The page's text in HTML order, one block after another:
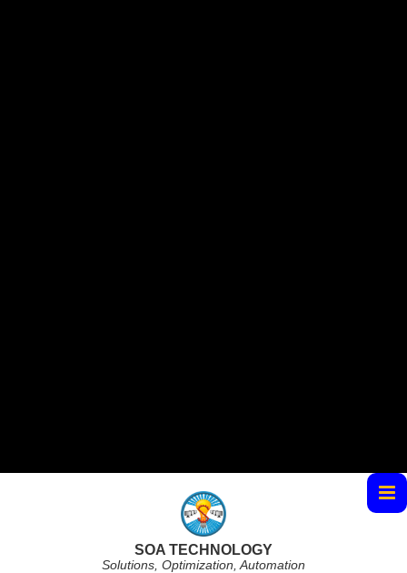
SOA TECHNOLOGY
Solutions, Optimization, Automation